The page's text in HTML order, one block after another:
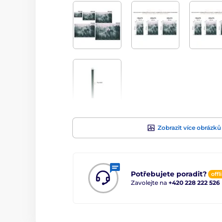
Zobrazit více obrázků
Potřebujete poradit?
Zavolejte na +420 228 222 526